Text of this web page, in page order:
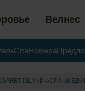
Велнес
Спа Номера
ISLAND CПА